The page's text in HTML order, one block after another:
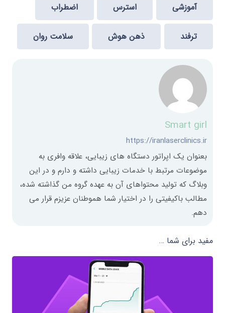
آموزشی استرس اضطراب
ترفند ذهن هوش سلامت روان
Smart girl
https://iranlaserclinics.ir
بعنوان یک اپراتور دستگاه های زیبایی، علاقه وافری به
موضوعات مرتبط با خدمات زیبایی داشته و دارم و در این
وبلاگ که تولید محتواهای آن به عهده گروه من گذاشته شده،
مطالب باکیفیتی را در اختیار شما هموطنان عزیزم قرار می
دهم.
مفید برای شما …